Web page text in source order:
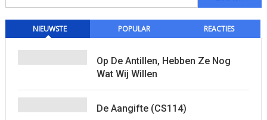
naar:
NIEUWSTE POPULAR REACTIES
Op De Antillen, Hebben Ze Nog
Wat Wij Willen
De Aangifte (CS114)